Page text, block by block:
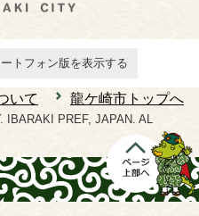
トフォン版を表示する
いて 龍ケ崎市トップへ
IBARAKI PREF, JAPAN. AL